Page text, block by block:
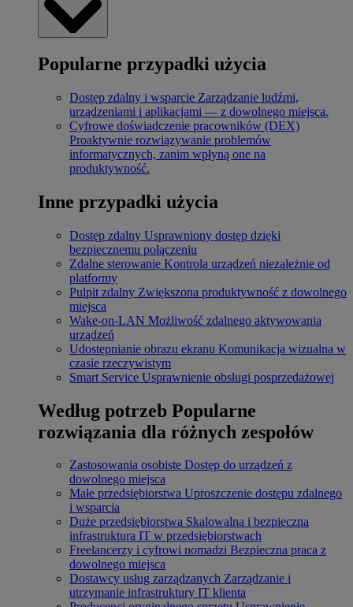
Popularne przypadki użycia
Dostęp zdalny i wsparcie Zarządzanie ludźmi,
urządzeniami i aplikacjami — z dowolnego miejsca.
Cyfrowe doświadczenie pracowników (DEX)
Proaktywnie rozwiązywanie problemów
informatycznych, zanim wpłyną one na
produktywność.
Inne przypadki użycia
Dostęp zdalny Usprawniony dostęp dzięki
bezpiecznemu połączeniu
Zdalne sterowanie Kontrola urządzeń niezależnie od
platformy
Pulpit zdalny Zwiększona produktywność z dowolnego
miejsca
Wake-on-LAN Możliwość zdalnego aktywowania
urządzeń
Udostępnianie obrazu ekranu Komunikacja wizualna w
czasie rzeczywistym
Smart Service Usprawnienie obsługi posprzedażowej
Według potrzeb Popularne
rozwiązania dla różnych zespołów
Zastosowania osobiste Dostęp do urządzeń z
dowolnego miejsca
Małe przedsiębiorstwa Uproszczenie dostępu zdalnego
i wsparcia
Duże przedsiębiorstwa Skalowalna i bezpieczna
infrastruktura IT w przedsiębiorstwach
Freelancerzy i cyfrowi nomadzi Bezpieczna praca z
dowolnego miejsca
Dostawcy usług zarządzanych Zarządzanie i
utrzymanie infrastruktury IT klienta